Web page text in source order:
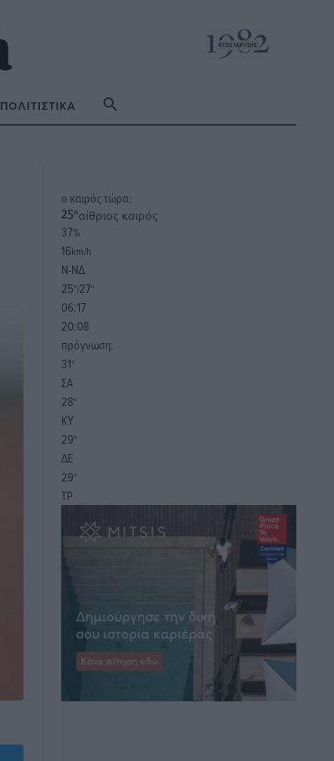
ΠΟΛΙΤΙΣΤΙΚΆ
o καιρός τώρα:
25°αίθριος καιρός
37%
16km/h
Ν-ΝΔ
25°/27°
06:17
20:08
πρόγνωση:
31°
ΣΑ
28°
ΚΥ
29°
ΔΕ
29°
ΤΡ